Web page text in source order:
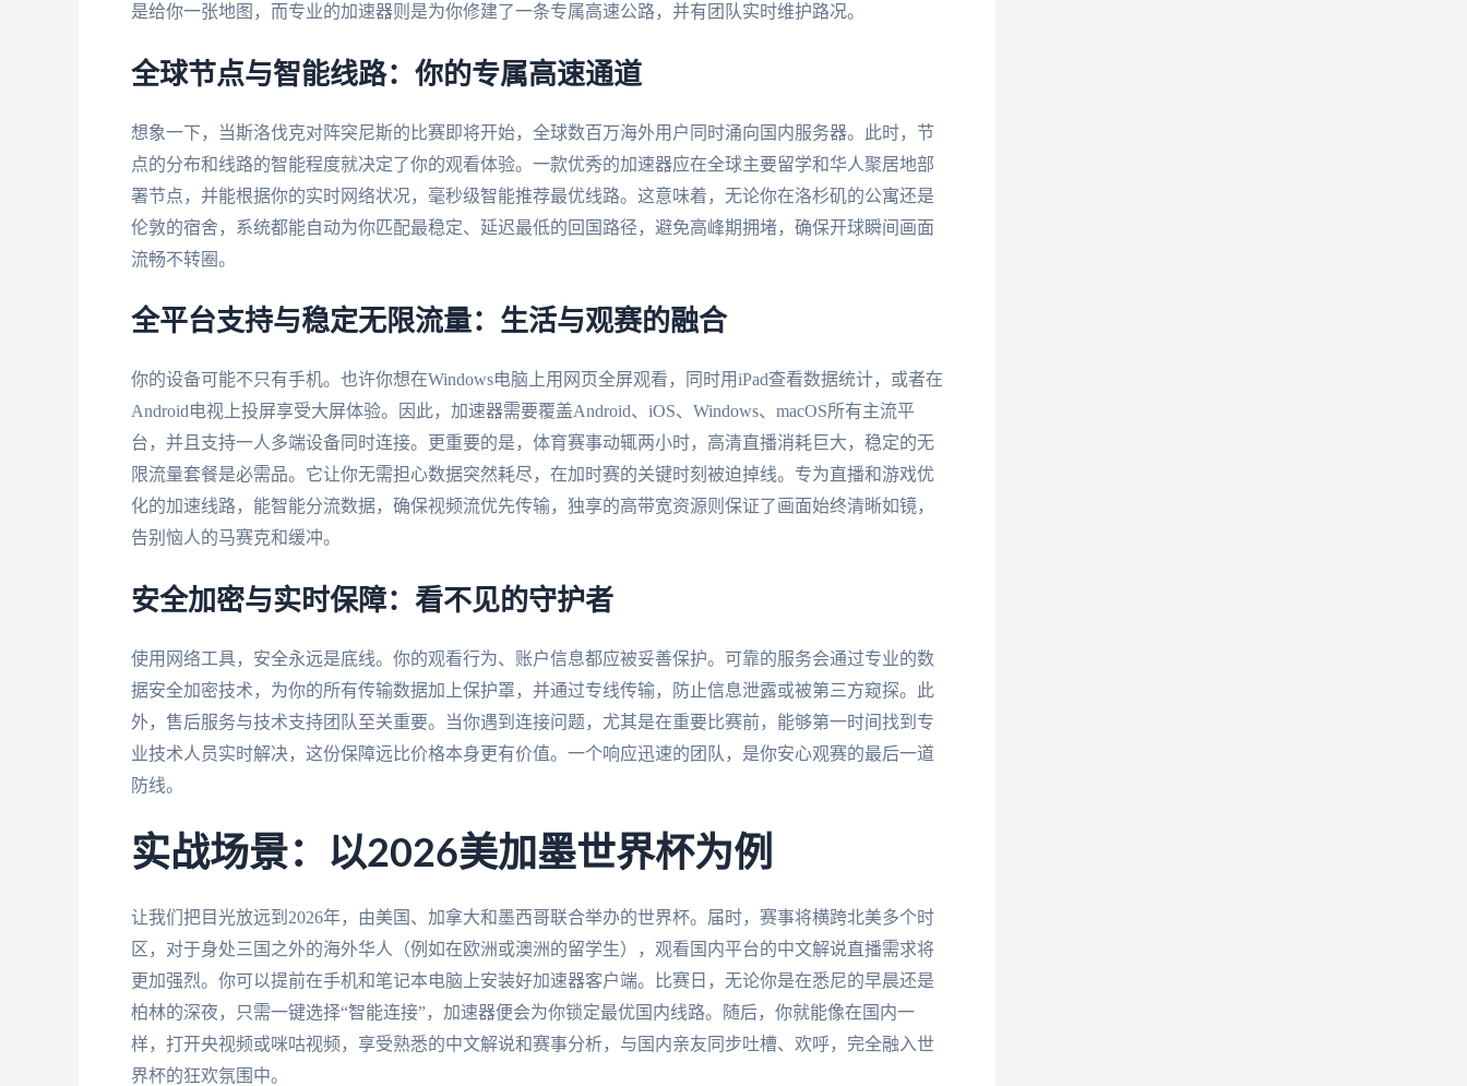
是给你一张地图，而专业的加速器则是为你修建了一条专属高速公路，并有团队实时维护路况。
全球节点与智能线路：你的专属高速通道
想象一下，当斯洛伐克对阵突尼斯的比赛即将开始，全球数百万海外用户同时涌向国内服务器。此时，节
点的分布和线路的智能程度就决定了你的观看体验。一款优秀的加速器应在全球主要留学和华人聚居地部
署节点，并能根据你的实时网络状况，毫秒级智能推荐最优线路。这意味着，无论你在洛杉矶的公寓还是
伦敦的宿舍，系统都能自动为你匹配最稳定、延迟最低的回国路径，避免高峰期拥堵，确保开球瞬间画面
流畅不转圈。
全平台支持与稳定无限流量：生活与观赛的融合
你的设备可能不只有手机。也许你想在Windows电脑上用网页全屏观看，同时用iPad查看数据统计，或者在
Android电视上投屏享受大屏体验。因此，加速器需要覆盖Android、iOS、Windows、macOS所有主流平
台，并且支持一人多端设备同时连接。更重要的是，体育赛事动辄两小时，高清直播消耗巨大，稳定的无
限流量套餐是必需品。它让你无需担心数据突然耗尽，在加时赛的关键时刻被迫掉线。专为直播和游戏优
化的加速线路，能智能分流数据，确保视频流优先传输，独享的高带宽资源则保证了画面始终清晰如镜，
告别恼人的马赛克和缓冲。
安全加密与实时保障：看不见的守护者
使用网络工具，安全永远是底线。你的观看行为、账户信息都应被妥善保护。可靠的服务会通过专业的数
据安全加密技术，为你的所有传输数据加上保护罩，并通过专线传输，防止信息泄露或被第三方窥探。此
外，售后服务与技术支持团队至关重要。当你遇到连接问题，尤其是在重要比赛前，能够第一时间找到专
业技术人员实时解决，这份保障远比价格本身更有价值。一个响应迅速的团队，是你安心观赛的最后一道
防线。
实战场景：以2026美加墨世界杯为例
让我们把目光放远到2026年，由美国、加拿大和墨西哥联合举办的世界杯。届时，赛事将横跨北美多个时
区，对于身处三国之外的海外华人（例如在欧洲或澳洲的留学生），观看国内平台的中文解说直播需求将
更加强烈。你可以提前在手机和笔记本电脑上安装好加速器客户端。比赛日，无论你是在悉尼的早晨还是
柏林的深夜，只需一键选择“智能连接”，加速器便会为你锁定最优国内线路。随后，你就能像在国内一
样，打开央视频或咪咕视频，享受熟悉的中文解说和赛事分析，与国内亲友同步吐槽、欢呼，完全融入世
界杯的狂欢氛围中。